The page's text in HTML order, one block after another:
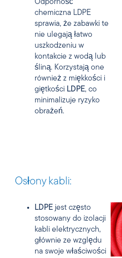
Odporność
chemiczna LDPE
sprawia, że zabawki te
nie ulegają łatwo
uszkodzeniu w
kontakcie z wodą lub
śliną. Korzystają one
również z miękkości i
giętkości LDPE, co
minimalizuje ryzyko
obrażeń.
Osłony kabli:
LDPE jest często
stosowany do izolacji
kabli elektrycznych,
głównie ze względu
na swoje właściwości